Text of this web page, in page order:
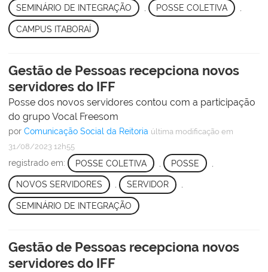
SEMINÁRIO DE INTEGRAÇÃO POSSE COLETIVA
CAMPUS ITABORAÍ
Gestão de Pessoas recepciona novos
servidores do IFF
Posse dos novos servidores contou com a participação
do grupo Vocal Freesom
por Comunicação Social da Reitoria última modificação em
31/08/2023 12h55
registrado em: POSSE COLETIVA POSSE
NOVOS SERVIDORES , SERVIDOR ,
SEMINÁRIO DE INTEGRAÇÃO
Gestão de Pessoas recepciona novos
servidores do IFF